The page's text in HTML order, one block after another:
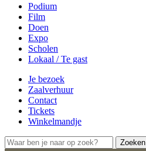
Podium
Film
Doen
Expo
Scholen
Lokaal / Te gast
Je bezoek
Zaalverhuur
Contact
Tickets
Winkelmandje
Zoeken